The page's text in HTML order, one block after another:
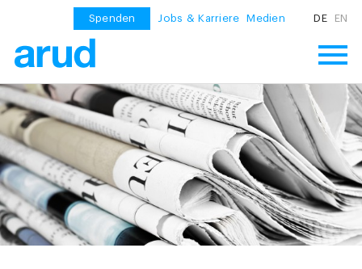
Spenden Jobs & Karriere Medien DE EN